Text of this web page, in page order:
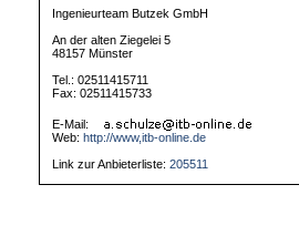
Ingenieurteam Butzek GmbH
An der alten Ziegelei 5
48157 Münster
Tel.: 02511415711
Fax: 02511415733
E-Mail:
Web: http://www,itb-online.de
Link zur Anbieterliste:205511